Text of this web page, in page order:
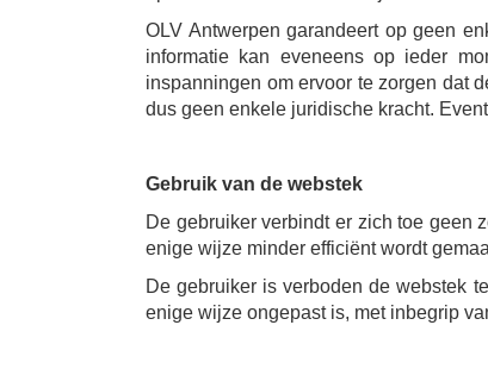
OLV Antwerpen garandeert op geen
informatie kan eveneens op ieder
inspanningen om ervoor te zorgen dat
dus geen enkele juridische kracht.
Gebruik van de webstek
De gebruiker verbindt er zich toe geen
enige wijze minder efficiënt wordt
De gebruiker is verboden de webstek
enige wijze ongepast is, met inbegrip